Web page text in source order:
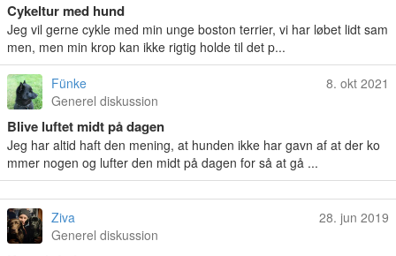
Cykeltur med hund
Jeg vil gerne cykle med min unge boston terrier, vi har løbet lidt sam
men, men min krop kan ikke rigtig holde til det p...
Fünke
Generel diskussion
8. okt 2021
Blive luftet midt på dagen
Jeg har altid haft den mening, at hunden ikke har gavn af at der ko
mmer nogen og lufter den midt på dagen for så at gå ...
Ziva
Generel diskussion
28. jun 2019